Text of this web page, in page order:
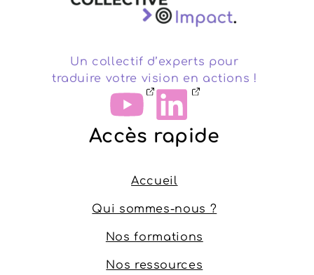
Un collectif d’experts pour
traduire votre vision en actions !
Accès rapide
Accueil
Qui sommes-nous ?
Nos formations
Nos ressources